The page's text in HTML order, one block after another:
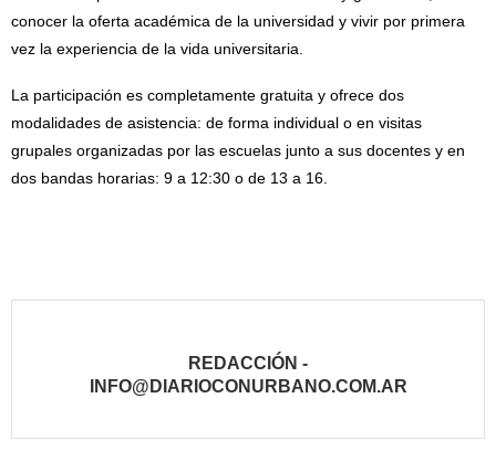
conocer la oferta académica de la universidad y vivir por primera
vez la experiencia de la vida universitaria.
La participación es completamente gratuita y ofrece dos
modalidades de asistencia: de forma individual o en visitas
grupales organizadas por las escuelas junto a sus docentes y en
dos bandas horarias: 9 a 12:30 o de 13 a 16.
REDACCIÓN -
INFO@DIARIOCONURBANO.COM.AR